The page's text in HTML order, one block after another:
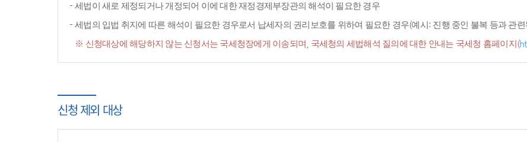
세법이 새로 제정되거나 개정되어 이에 대한 재정경제부장관의 해석이 필요한 경우
세법의 입법 취지에 따른 해석이 필요한 경우로서 납세자의 권리보호를 위하여 필요한 경우(예시: 진행 중인 불복 등과 관
※ 신청대상에 해당하지 않는 신청서는 국세청장에게 이송되며, 국세청의 세법해석 질의에 대한 안내는 국세청 홈페이지(
신청 제외 대상